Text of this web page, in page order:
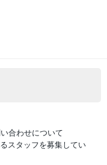
合わせについて
スタッフを募集してい